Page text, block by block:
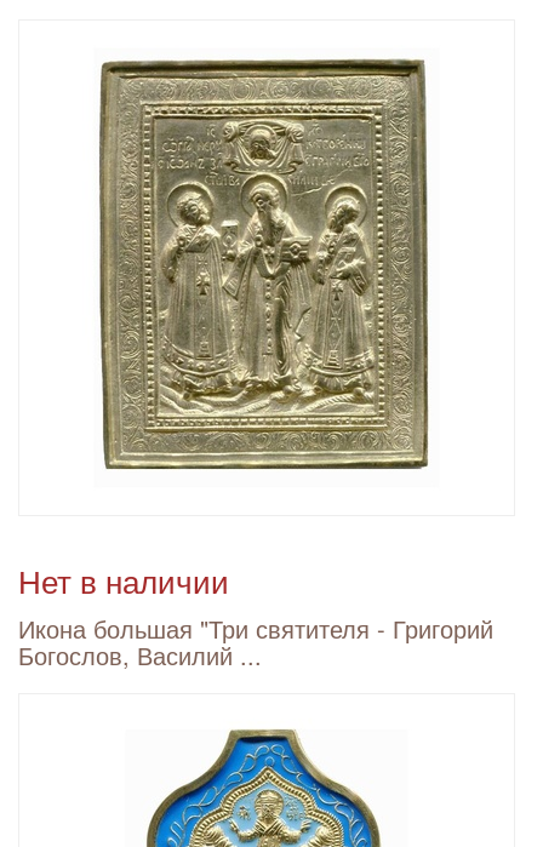
Нет в наличии
Икона большая "Три святителя - Григорий
Богослов, Василий ...